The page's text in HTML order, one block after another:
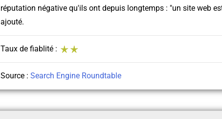
réputation négative qu'ils ont depuis longtemps : "un site web
ajouté.
Taux de fiablité :
Source : Search Engine Roundtable